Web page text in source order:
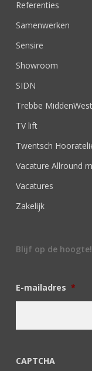
Referenties
Samenwerken
Sensire
Showroom
SIDN
Trebbe MiddenWest
TV lift
Twentsch
Vacature Allround
Vacatures
Zakelijk
Blijf op de hoogte!
E-mailadres *
CAPTCHA